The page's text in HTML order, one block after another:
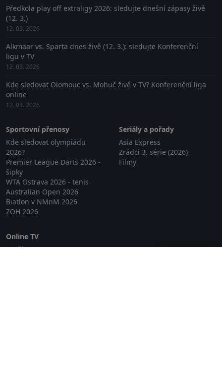
Předkola play off extraligy 2026: sledujte dnešní zápasy živě
(12. 3.)
12. 03. 2026
Alkmaar vs. Sparta dnes živě (12. 3.): sledujte Konferenční
ligu v TV
12. 03. 2026
Kde sledovat Olomouc vs. Mohuč živě v TV? Konferenční liga
online
12. 03. 2026
Sportovní přenosy
Kde sledovat olympiádu
2026?
Premier League Darts 2026 -
šipky
WTA Ostrava 2026 - tenis
Australian Open 2026
Biatlon v NMnM 2026
ZOH 2026
Seriály a pořady
Asia Express
Zrádci 3. série (2026)
Filmy
Online TV
Lepší.TV